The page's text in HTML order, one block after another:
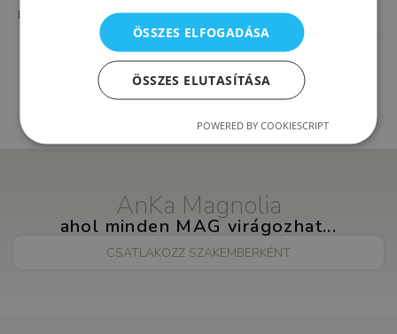
Budapest
Magyarország+ Google Térkép
Felnőtt klinikai és mentálhigiéniai
szakpszichológia
Alapozó fejlesztés
iskolásoknak
AnKa Magnolia
ahol minden MAG virágozhat...
CSATLAKOZZ SZAKEMBERKÉNT
ÖSSZES ELFOGADÁSA
ÖSSZES ELUTASÍTÁSA
POWERED BY COOKIESCRIPT